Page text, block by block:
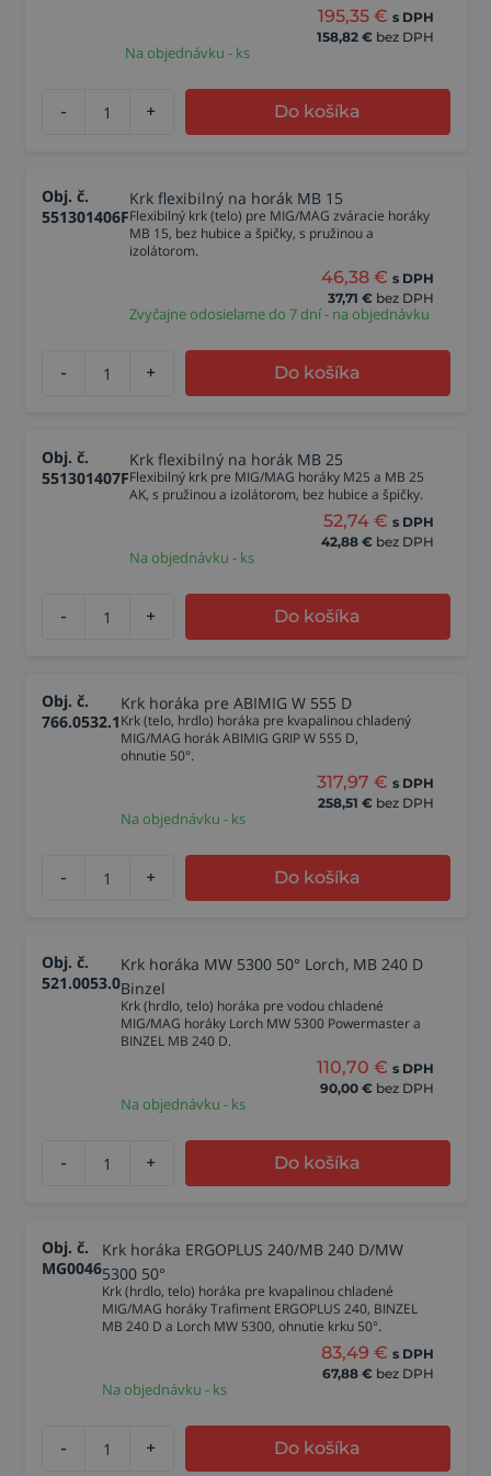
195,35 € s DPH
158,82 € bez DPH
Na objednávku - ks
- + Do košíka
Obj. č.
551301406F
Krk flexibilný na horák MB 15
Flexibilný krk (telo) pre MIG/MAG zváracie horáky
MB 15, bez hubice a špičky, s pružinou a
izolátorom.
46,38 € s DPH
37,71 € bez DPH
Zvyčajne odosielame do 7 dní - na objednávku
- + Do košíka
Obj. č.
551301407F
Krk flexibilný na horák MB 25
Flexibilný krk pre MIG/MAG horáky M25 a MB 25
AK, s pružinou a izolátorom, bez hubice a špičky.
52,74 € s DPH
42,88 € bez DPH
Na objednávku - ks
- + Do košíka
Obj. č.
766.0532.1
Krk horáka pre ABIMIG W 555 D
Krk (telo, hrdlo) horáka pre kvapalinou chladený
MIG/MAG horák ABIMIG GRIP W 555 D,
ohnutie 50°.
317,97 € s DPH
258,51 € bez DPH
Na objednávku - ks
- + Do košíka
Obj. č.
521.0053.0
Krk horáka MW 5300 50° Lorch, MB 240 D
Binzel
Krk (hrdlo, telo) horáka pre vodou chladené
MIG/MAG horáky Lorch MW 5300 Powermaster a
BINZEL MB 240 D.
110,70 € s DPH
90,00 € bez DPH
Na objednávku - ks
- + Do košíka
Obj. č.
MG0046
Krk horáka ERGOPLUS 240/MB 240 D/MW
5300 50°
Krk (hrdlo, telo) horáka pre kvapalinou chladené
MIG/MAG horáky Trafiment ERGOPLUS 240, BINZEL
MB 240 D a Lorch MW 5300, ohnutie krku 50°.
83,49 € s DPH
67,88 € bez DPH
Na objednávku - ks
- + Do košíka